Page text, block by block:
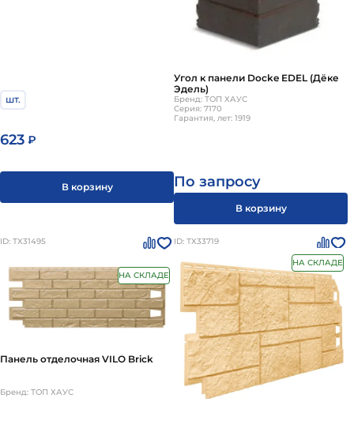
шт.
623 ₽
В корзину
Угол к панели Docke EDEL (Дёке
Эдель)
Бренд: ТОП ХАУС
Серия: 7170
Гарантия, лет: 1919
По запросу
В корзину
ID: ТХ31495
НА СКЛАДЕ
Панель отделочная VILO Brick
Бренд: ТОП ХАУС
ID: ТХ33719
НА СКЛАДЕ